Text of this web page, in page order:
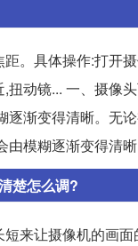
。具体操作:打开
动镜... 一、摄像
渐变得清晰。无
模糊逐渐变得清
楚怎么调?
来让摄像机的画